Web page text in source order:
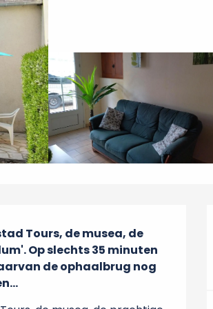
Tours, de musea, de
Op slechts 35 minuten
de ophaalbrug nog